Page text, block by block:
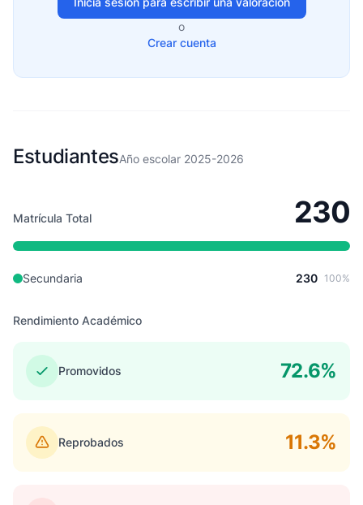
o
Crear cuenta
EstudiantesAño escolar 2025-2026
Matrícula Total 230
Secundaria 230 100%
Rendimiento Académico
Promovidos 72.6%
Reprobados 11.3%